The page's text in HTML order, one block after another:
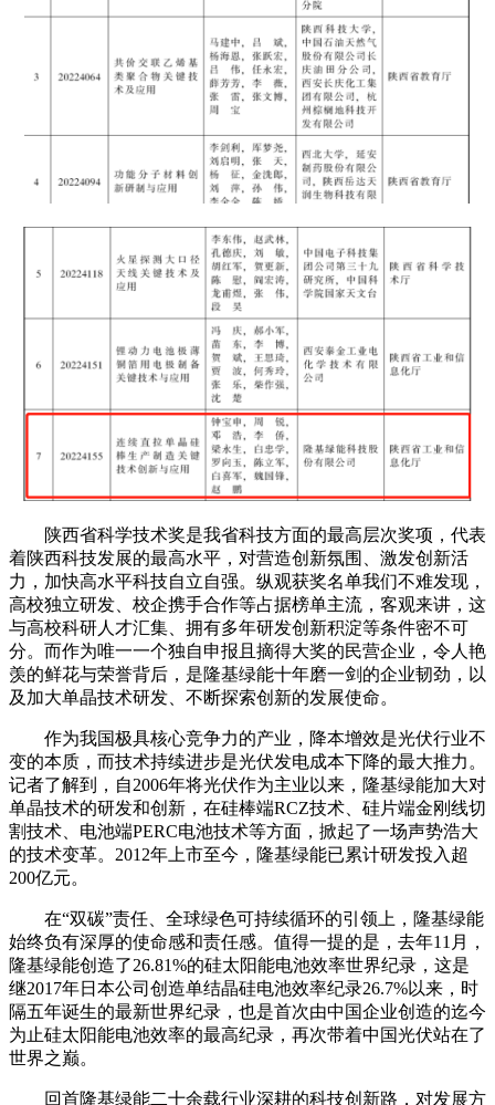
陕西省科学技术奖是我省科技方面的最高层次奖项，代表
着陕西科技发展的最高水平，对营造创新氛围、激发创新活
力，加快高水平科技自立自强。纵观获奖名单我们不难发现，
高校独立研发、校企携手合作等占据榜单主流，客观来讲，这
与高校科研人才汇集、拥有多年研发创新积淀等条件密不可
分。而作为唯一一个独自申报且摘得大奖的民营企业，令人艳
羡的鲜花与荣誉背后，是隆基绿能十年磨一剑的企业韧劲，以
及加大单晶技术研发、不断探索创新的发展使命。
作为我国极具核心竞争力的产业，降本增效是光伏行业不
变的本质，而技术持续进步是光伏发电成本下降的最大推力。
记者了解到，自2006年将光伏作为主业以来，隆基绿能加大对
单晶技术的研发和创新，在硅棒端RCZ技术、硅片端金刚线切
割技术、电池端PERC电池技术等方面，掀起了一场声势浩大
的技术变革。2012年上市至今，隆基绿能已累计研发投入超
200亿元。
在“双碳”责任、全球绿色可持续循环的引领上，隆基绿能
始终负有深厚的使命感和责任感。值得一提的是，去年11月，
隆基绿能创造了26.81%的硅太阳能电池效率世界纪录，这是
继2017年日本公司创造单结晶硅电池效率纪录26.7%以来，时
隔五年诞生的最新世界纪录，也是首次由中国企业创造的迄今
为止硅太阳能电池效率的最高纪录，再次带着中国光伏站在了
世界之巅。
回首隆基绿能二十余载行业深耕的科技创新路，对发展方